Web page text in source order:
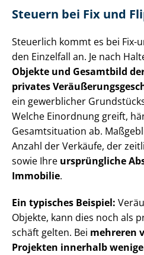
Steuern bei Fix und
Steuerlich kommt es bei Fix-
den Einzelfall an. Je nach
Objekte und Gesamtbild
privates
ein gewerblicher
Welche Einordnung greift,
Gesamtsituation ab.
Anzahl der Verkäufe, der
sowie Ihre ursprüngliche
Immobilie.
Ein typisches Beispiel:
Objekte, kann dies noch als
schäft gelten. Bei mehreren
Projekten innerhalb